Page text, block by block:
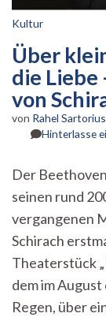
Kultur
Über
die Liebe
von
von Rahel Sartorius
Hinterlasse
Der
seinen rund
vergangenen
Schirach
Theaterstück
dem im
Regen, über